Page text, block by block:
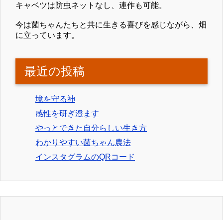
キャベツは防虫ネットなし、連作も可能。
今は菌ちゃんたちと共に生きる喜びを感じながら、畑
に立っています。
最近の投稿
境を守る神
感性を研ぎ澄ます
やっとできた自分らしい生き方
わかりやすい菌ちゃん農法
インスタグラムのQRコード